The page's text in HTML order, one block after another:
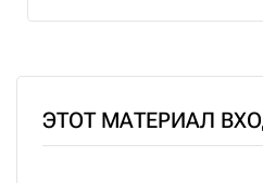
ЭТОТ МАТЕРИАЛ